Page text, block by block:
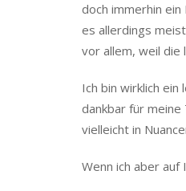
doch immerhin
es allerdings
vor allem, weil die
Ich bin wirklich
dankbar für
vielleicht in
Wenn ich aber